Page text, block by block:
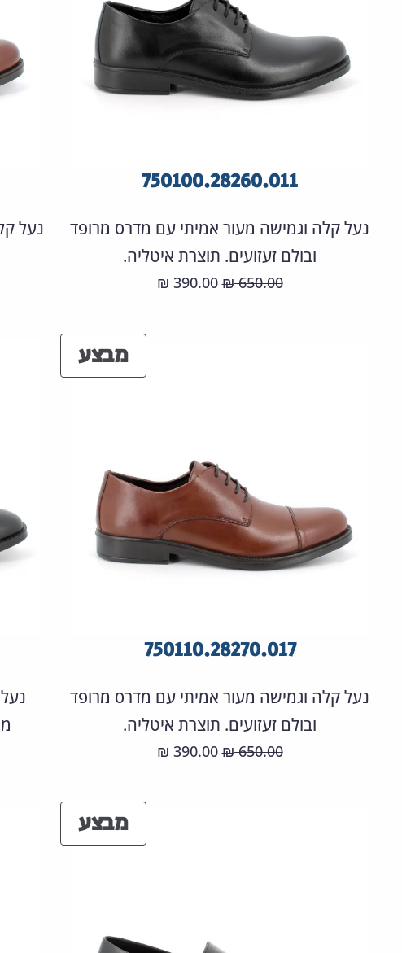
750100.28260.011
נעל קלה וגמישה מעור אמיתי עם מדרס מרופד
ובולם זעזועים. תוצרת איטליה.
650.00
₪ המחיר
390.00
₪
הוא:
390.00 ₪.
נעל
מבצעמוצרים
במבצע
750110.28270.017
נעל קלה וגמישה מעור אמיתי עם מדרס מרופד
ובולם זעזועים. תוצרת איטליה.
650.00
₪ המחיר
390.00
₪
הוא:
390.00 ₪.מבצעמוצרים
במבצע